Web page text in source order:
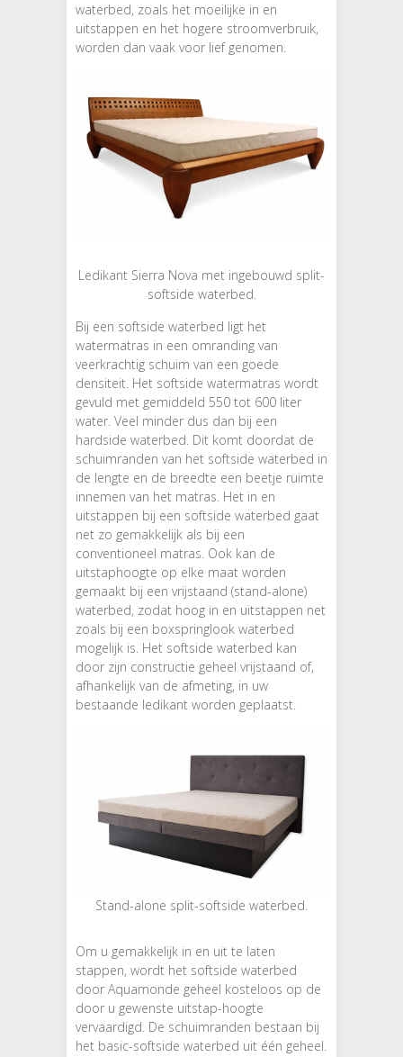
waterbed, zoals het moeilijke in en
uitstappen en het hogere stroomverbruik,
worden dan vaak voor lief genomen.
Ledikant Sierra Nova met ingebouwd split-
softside waterbed.
Bij een softside waterbed ligt het
watermatras in een omranding van
veerkrachtig schuim van een goede
densiteit. Het softside watermatras wordt
gevuld met gemiddeld 550 tot 600 liter
water. Veel minder dus dan bij een
hardside waterbed. Dit komt doordat de
schuimranden van het softside waterbed in
de lengte en de breedte een beetje ruimte
innemen van het matras. Het in en
uitstappen bij een softside waterbed gaat
net zo gemakkelijk als bij een
conventioneel matras. Ook kan de
uitstaphoogte op elke maat worden
gemaakt bij een vrijstaand (stand-alone)
waterbed, zodat hoog in en uitstappen net
zoals bij een boxspringlook waterbed
mogelijk is. Het softside waterbed kan
door zijn constructie geheel vrijstaand of,
afhankelijk van de afmeting, in uw
bestaande ledikant worden geplaatst.
Stand-alone split-softside waterbed.
Om u gemakkelijk in en uit te laten
stappen, wordt het softside waterbed
door Aquamonde geheel kosteloos op de
door u gewenste uitstap-hoogte
vervaardigd. De schuimranden bestaan bij
het basic-softside waterbed uit één geheel.